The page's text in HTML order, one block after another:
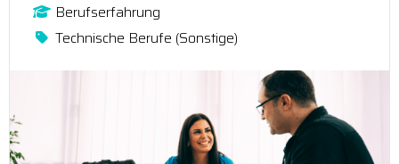
Berufserfahrung
Technische Berufe (Sonstige)